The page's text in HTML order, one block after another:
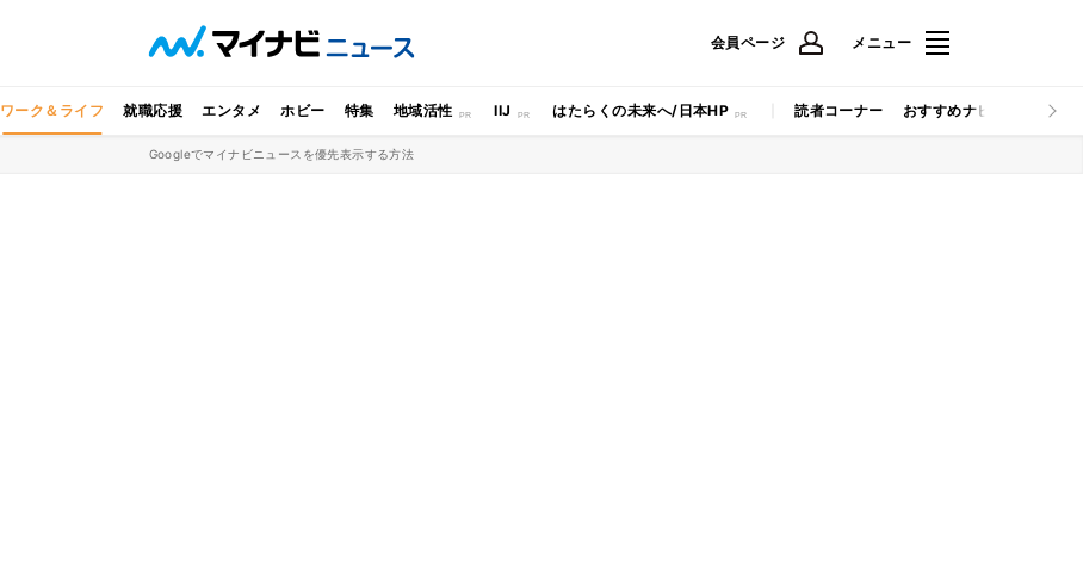
会員ページ メニュー
ワーク＆ライフ 就職応援 エンタメ ホビー 特集 地域活性 IIJ はたらくの未来へ/日本HP 読者コーナー おすすめナビ マイナビ
Googleでマイナビニュースを優先表示する方法